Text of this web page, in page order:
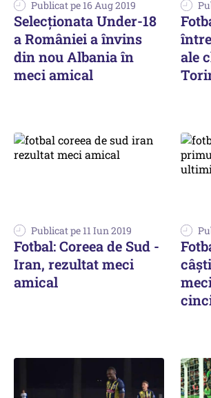
Publicat pe 16 Aug 2019
Selecţionata Under-18
a României a învins
din nou Albania în
meci amical
ale
Publicat pe 11 Iun 2019
Fotbal: Coreea de Sud -
Iran, rezultat meci
amical